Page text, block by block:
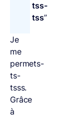
tss-
tss”
Je
me
permets-
ts-
tsss.
Grâce
à